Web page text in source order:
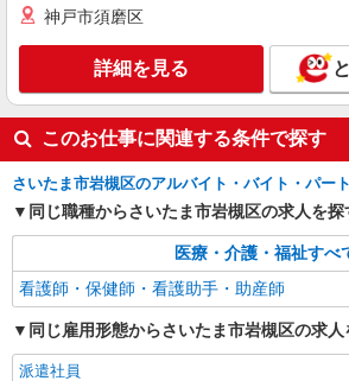
手当として別途支給 ・夜
歓迎 ・認知症介護基礎研
者研修 ・介護福祉士 など
神戸市須磨区
詳細を見る
このお仕事に関連する条件で探す
さいたま市岩槻区のアルバイト・バイト・パー
同じ職種からさいたま市岩槻区の求人を探
医療・介護・福祉すべ
看護師・保健師・看護助手・助産師
同じ雇用形態からさいたま市岩槻区の求人
派遣社員